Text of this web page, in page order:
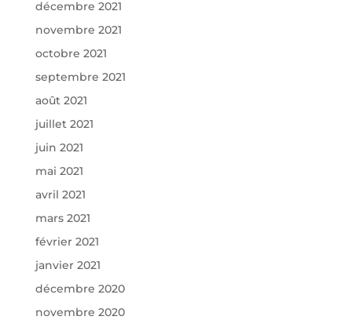
décembre 2021
novembre 2021
octobre 2021
septembre 2021
août 2021
juillet 2021
juin 2021
mai 2021
avril 2021
mars 2021
février 2021
janvier 2021
décembre 2020
novembre 2020